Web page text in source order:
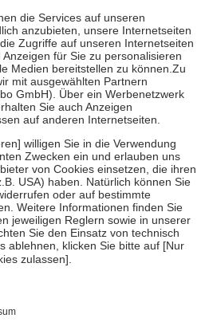
jedoch nie mehr als die
zu entrichten.
auch für Online-Apotheken.
Krankenpflege beträgt die
Kosten sowie zehn Euro je
für ihre eigene Gesundheit
Stellung der Familie zu unterstützen,
bei:
zum vollendeten 18. Lebensjahr
und Früherkennung, die von der
dass es sich um echte Bewertungen